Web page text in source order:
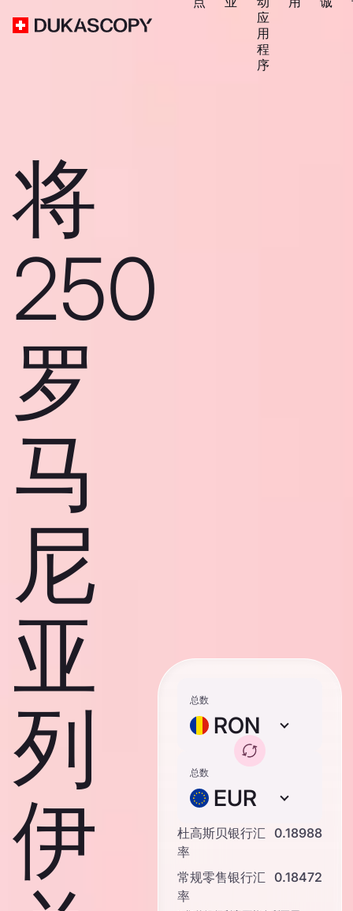
应
用
程
序
将
250
罗
马
尼
亚
列
伊
总数
RON
总数
EUR
杜高斯贝银行汇
率
0.18988
常规零售银行汇
率
0.18472